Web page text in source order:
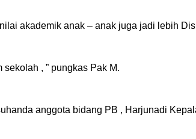
akademik anak – anak juga jadi lebih
, ” pungkas Pak M.
anggota bidang PB , Harjunadi